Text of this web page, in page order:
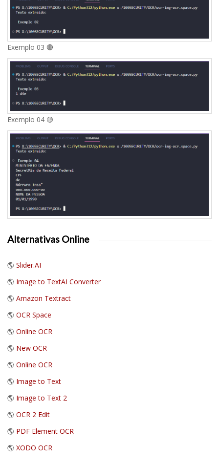
Exemplo 03 🔴
Exemplo 04 🟡
Alternativas Online
🌎 Slider.AI
🌎 Image to TextAI Converter
🌎 Amazon Textract
🌎 OCR Space
🌎 Online OCR
🌎 New OCR
🌎 Online OCR
🌎 Image to Text
🌎 Image to Text 2
🌎 OCR 2 Edit
🌎 PDF Element OCR
🌎 XODO OCR